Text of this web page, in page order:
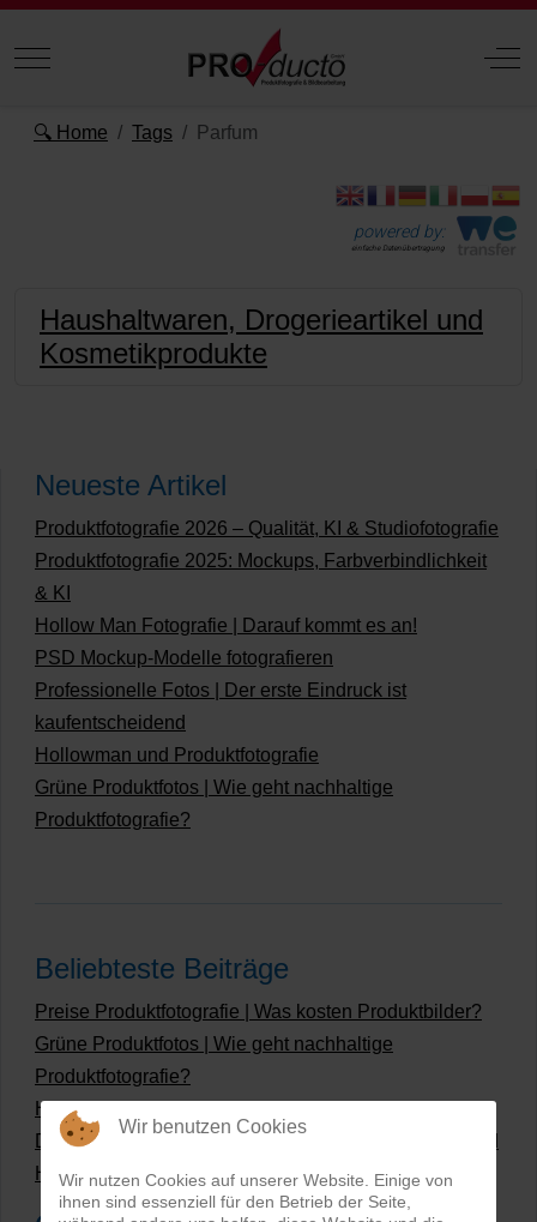
Mobile Menu Toggle Off-
🔍 Home Tags Parfum
powered by:
einfache Datenübertragung
Haushaltwaren, Drogerieartikel und
Kosmetikprodukte
Neueste Artikel
Produktfotografie 2026 – Qualität, KI & Studiofotografie
Produktfotografie 2025: Mockups, Farbverbindlichkeit
& KI
Hollow Man Fotografie | Darauf kommt es an!
PSD Mockup-Modelle fotografieren
Professionelle Fotos | Der erste Eindruck ist
kaufentscheidend
Hollowman und Produktfotografie
Grüne Produktfotos | Wie geht nachhaltige
Produktfotografie?
Beliebteste Beiträge
Preise Produktfotografie | Was kosten Produktbilder?
Grüne Produktfotos | Wie geht nachhaltige
Produktfotografie?
Hollow Man Fotografie | Darauf kommt es an!
Dateiformate und Bilder mit transparentem Hintergrund
Hollowman und Produktfotografie
Wir benutzen Cookies
Wir nutzen Cookies auf unserer Website. Einige von
ihnen sind essenziell für den Betrieb der Seite,